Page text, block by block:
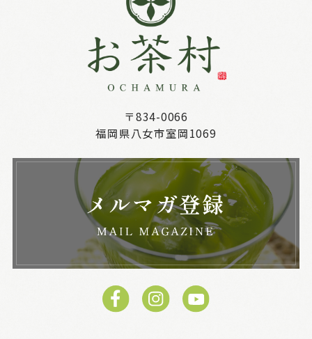
〒834-0066
福岡県八女市室岡1069